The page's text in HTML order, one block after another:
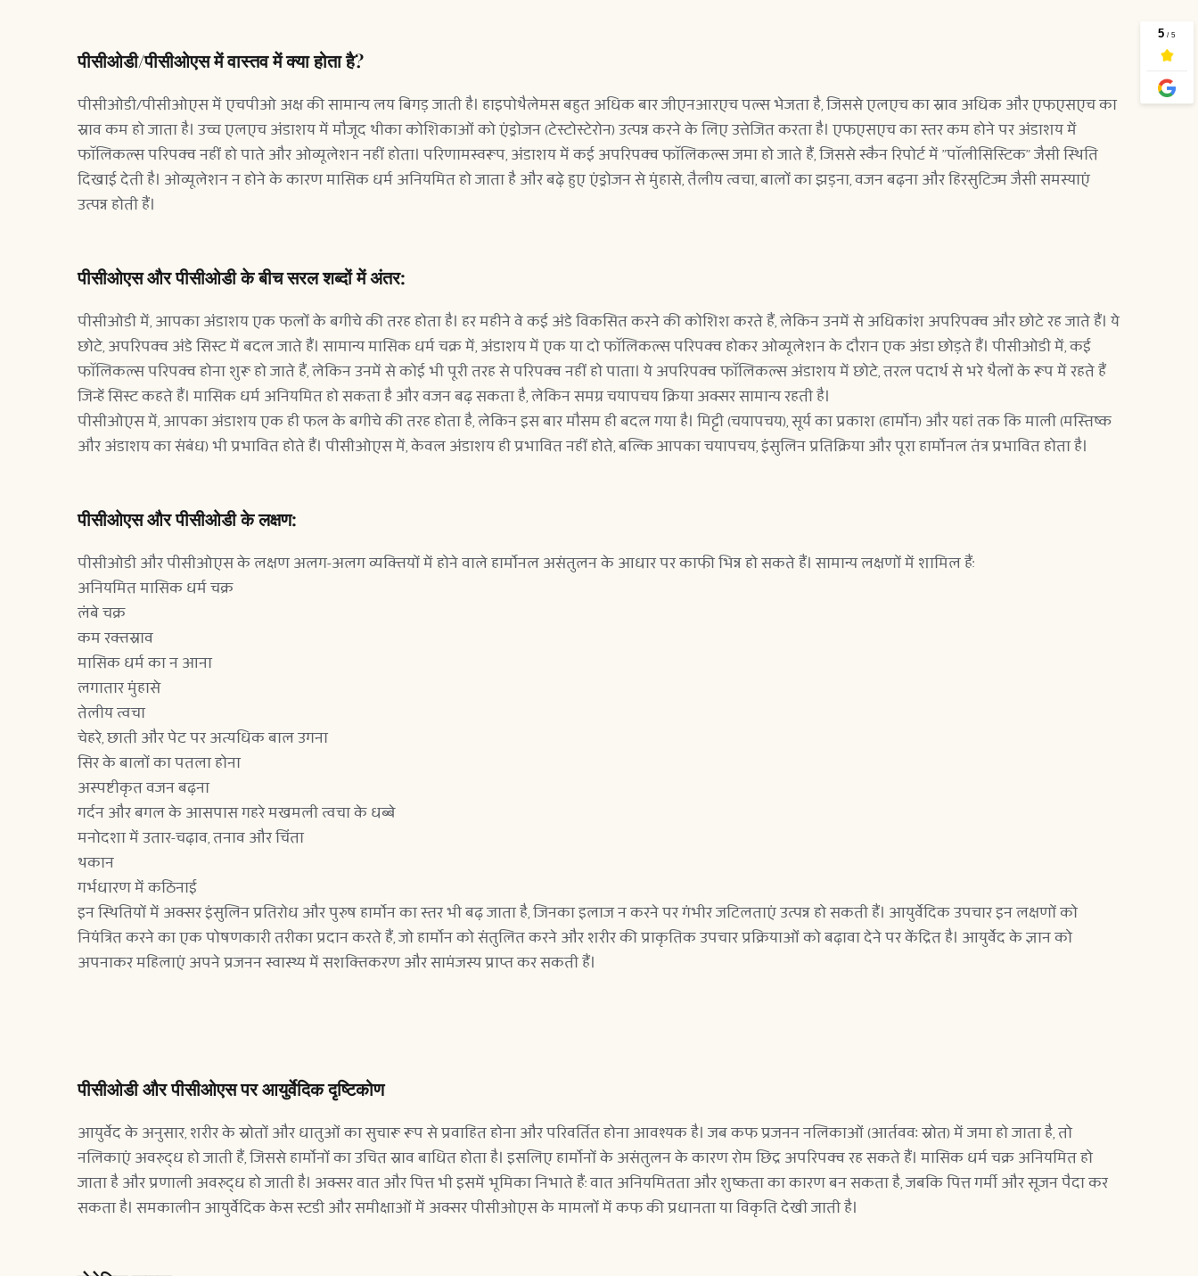
पीसीओडी/पीसीओएस में वास्तव में क्या होता है?
पीसीओडी/पीसीओएस में एचपीओ अक्ष की सामान्य लय बिगड़ जाती है। हाइपोथैलेमस बहुत अधिक बार जीएनआरएच पल्स भेजता है, जिससे एलएच का स्राव अधिक और एफएसएच का
स्राव कम हो जाता है। उच्च एलएच अंडाशय में मौजूद थीका कोशिकाओं को एंड्रोजन (टेस्टोस्टेरोन) उत्पन्न करने के लिए उत्तेजित करता है। एफएसएच का स्तर कम होने पर अंडाशय में
फॉलिकल्स परिपक्व नहीं हो पाते और ओव्यूलेशन नहीं होता। परिणामस्वरूप, अंडाशय में कई अपरिपक्व फॉलिकल्स जमा हो जाते हैं, जिससे स्कैन रिपोर्ट में "पॉलीसिस्टिक" जैसी स्थिति
दिखाई देती है। ओव्यूलेशन न होने के कारण मासिक धर्म अनियमित हो जाता है और बढ़े हुए एंड्रोजन से मुंहासे, तैलीय त्वचा, बालों का झड़ना, वजन बढ़ना और हिरसुटिज्म जैसी समस्याएं
उत्पन्न होती हैं।
पीसीओएस और पीसीओडी के बीच सरल शब्दों में अंतर:
पीसीओडी में, आपका अंडाशय एक फलों के बगीचे की तरह होता है। हर महीने वे कई अंडे विकसित करने की कोशिश करते हैं, लेकिन उनमें से अधिकांश अपरिपक्व और छोटे रह जाते हैं। ये
छोटे, अपरिपक्व अंडे सिस्ट में बदल जाते हैं। सामान्य मासिक धर्म चक्र में, अंडाशय में एक या दो फॉलिकल्स परिपक्व होकर ओव्यूलेशन के दौरान एक अंडा छोड़ते हैं। पीसीओडी में, कई
फॉलिकल्स परिपक्व होना शुरू हो जाते हैं, लेकिन उनमें से कोई भी पूरी तरह से परिपक्व नहीं हो पाता। ये अपरिपक्व फॉलिकल्स अंडाशय में छोटे, तरल पदार्थ से भरे थैलों के रूप में रहते हैं
जिन्हें सिस्ट कहते हैं। मासिक धर्म अनियमित हो सकता है और वजन बढ़ सकता है, लेकिन समग्र चयापचय क्रिया अक्सर सामान्य रहती है।
पीसीओएस में, आपका अंडाशय एक ही फल के बगीचे की तरह होता है, लेकिन इस बार मौसम ही बदल गया है। मिट्टी (चयापचय), सूर्य का प्रकाश (हार्मोन) और यहां तक कि माली (मस्तिष्क
और अंडाशय का संबंध) भी प्रभावित होते हैं। पीसीओएस में, केवल अंडाशय ही प्रभावित नहीं होते, बल्कि आपका चयापचय, इंसुलिन प्रतिक्रिया और पूरा हार्मोनल तंत्र प्रभावित होता है।
पीसीओएस और पीसीओडी के लक्षण:
पीसीओडी और पीसीओएस के लक्षण अलग-अलग व्यक्तियों में होने वाले हार्मोनल असंतुलन के आधार पर काफी भिन्न हो सकते हैं। सामान्य लक्षणों में शामिल हैं:
अनियमित मासिक धर्म चक्र
लंबे चक्र
कम रक्तस्राव
मासिक धर्म का न आना
लगातार मुंहासे
तेलीय त्वचा
चेहरे, छाती और पेट पर अत्यधिक बाल उगना
सिर के बालों का पतला होना
अस्पष्टीकृत वजन बढ़ना
गर्दन और बगल के आसपास गहरे मखमली त्वचा के धब्बे
मनोदशा में उतार-चढ़ाव, तनाव और चिंता
थकान
गर्भधारण में कठिनाई
इन स्थितियों में अक्सर इंसुलिन प्रतिरोध और पुरुष हार्मोन का स्तर भी बढ़ जाता है, जिनका इलाज न करने पर गंभीर जटिलताएं उत्पन्न हो सकती हैं। आयुर्वेदिक उपचार इन लक्षणों को
नियंत्रित करने का एक पोषणकारी तरीका प्रदान करते हैं, जो हार्मोन को संतुलित करने और शरीर की प्राकृतिक उपचार प्रक्रियाओं को बढ़ावा देने पर केंद्रित है। आयुर्वेद के ज्ञान को
अपनाकर महिलाएं अपने प्रजनन स्वास्थ्य में सशक्तिकरण और सामंजस्य प्राप्त कर सकती हैं।
पीसीओडी और पीसीओएस पर आयुर्वेदिक दृष्टिकोण
आयुर्वेद के अनुसार, शरीर के स्रोतों और धातुओं का सुचारू रूप से प्रवाहित होना और परिवर्तित होना आवश्यक है। जब कफ प्रजनन नलिकाओं (आर्तववः स्रोत) में जमा हो जाता है, तो
नलिकाएं अवरुद्ध हो जाती हैं, जिससे हार्मोनों का उचित स्राव बाधित होता है। इसलिए हार्मोनों के असंतुलन के कारण रोम छिद्र अपरिपक्व रह सकते हैं। मासिक धर्म चक्र अनियमित हो
जाता है और प्रणाली अवरुद्ध हो जाती है। अक्सर वात और पित्त भी इसमें भूमिका निभाते हैं: वात अनियमितता और शुष्कता का कारण बन सकता है, जबकि पित्त गर्मी और सूजन पैदा कर
सकता है। समकालीन आयुर्वेदिक केस स्टडी और समीक्षाओं में अक्सर पीसीओएस के मामलों में कफ की प्रधानता या विकृति देखी जाती है।